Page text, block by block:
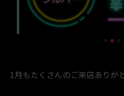
1月もたくさんのご来店ありが